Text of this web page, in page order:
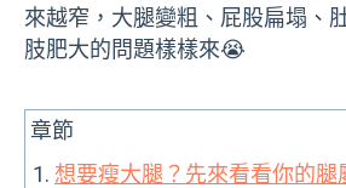
來越窄，大腿變粗、屁股扁塌、
肢肥大的問題樣樣來😭
章節
想要瘦大腿？先來看看你的腿